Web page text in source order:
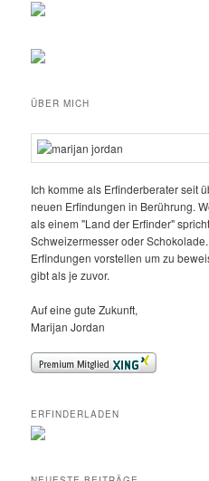
ÜBER MICH
Ich komme als Erfinderberater seit
neuen Erfindungen in Berührung.
als einem "Land der Erfinder"
Schweizermesser oder
Erfindungen vorstellen um zu
gibt als je zuvor.
Auf eine gute Zukunft,
Marijan Jordan
ERFINDERLADEN